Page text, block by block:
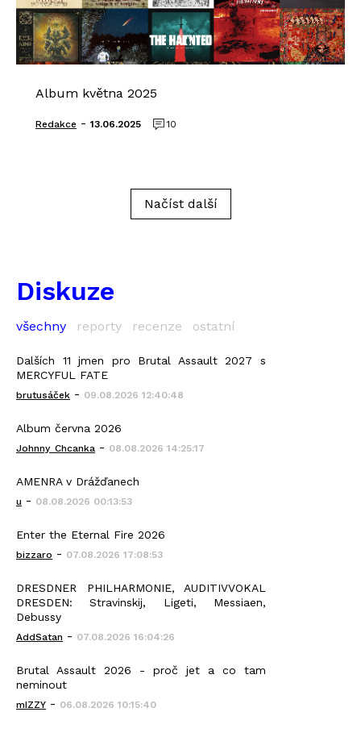
Album května 2025
Redakce - 13.06.2025 10
Načíst další
Diskuze
všechny reporty recenze ostatní
Dalších 11 jmen pro Brutal Assault 2027 s
MERCYFUL FATE
brutusáček - 09.08.2026 12:40:48
Album června 2026
Johnny_Chcanka - 08.08.2026 14:25:17
AMENRA v Drážďanech
u - 08.08.2026 00:13:53
Enter the Eternal Fire 2026
bizzaro - 07.08.2026 17:08:53
DRESDNER PHILHARMONIE, AUDITIVVOKAL
DRESDEN: Stravinskij, Ligeti, Messiaen,
Debussy
AddSatan - 07.08.2026 16:04:26
Brutal Assault 2026 - proč jet a co tam
neminout
mIZZY - 06.08.2026 10:15:40